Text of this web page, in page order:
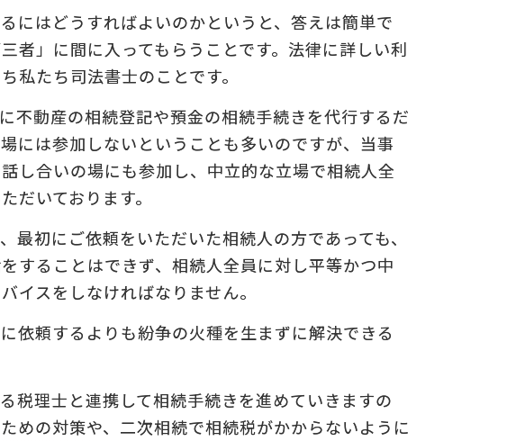
にはどうすればよいのかというと、答えは簡単で
者」に間に入ってもらうことです。法律に詳しい利
私たち司法書士のことです。
不動産の相続登記や預金の相続手続きを代行するだ
には参加しないということも多いのですが、当事
し合いの場にも参加し、中立的な立場で相続人全
だいております。
最初にご依頼をいただいた相続人の方であっても、
することはできず、相続人全員に対し平等かつ中
イスをしなければなりません。
依頼するよりも紛争の火種を生まずに解決できる
税理士と連携して相続手続きを進めていきますの
めの対策や、二次相続で相続税がかからないように